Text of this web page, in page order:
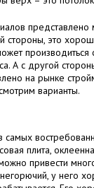
представлено
это
производиться
А с другой
на рынке
варианты.
самых
плита,
привести
негорючий, у него